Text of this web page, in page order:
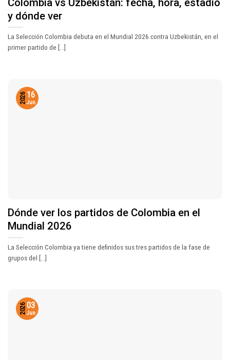
y dónde ver
La Selección Colombia debuta en el Mundial 2026 contra Uzbekistán, en el
primer partido de [...]
Dónde ver los partidos de Colombia en el
Mundial 2026
La Selección Colombia ya tiene definidos sus tres partidos de la fase de
grupos del [...]
16
Jun
2026
03
Jun
2026